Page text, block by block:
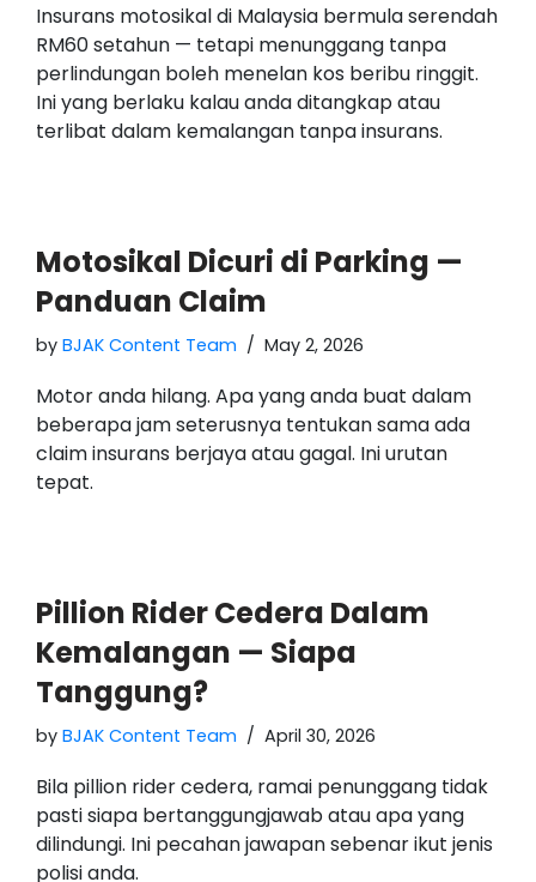
Insurans motosikal di Malaysia bermula serendah
RM60 setahun — tetapi menunggang tanpa
perlindungan boleh menelan kos beribu ringgit.
Ini yang berlaku kalau anda ditangkap atau
terlibat dalam kemalangan tanpa insurans.
Motosikal Dicuri di Parking —
Panduan Claim
by BJAK Content Team May 2, 2026
Motor anda hilang. Apa yang anda buat dalam
beberapa jam seterusnya tentukan sama ada
claim insurans berjaya atau gagal. Ini urutan
tepat.
Pillion Rider Cedera Dalam
Kemalangan — Siapa
Tanggung?
by BJAK Content Team April 30, 2026
Bila pillion rider cedera, ramai penunggang tidak
pasti siapa bertanggungjawab atau apa yang
dilindungi. Ini pecahan jawapan sebenar ikut jenis
polisi anda.